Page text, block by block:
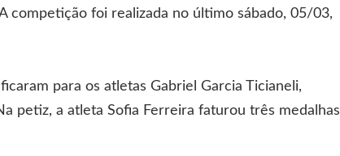
competição foi realizada no último sábado, 05/03,
para os atletas Gabriel Garcia Ticianeli,
petiz, a atleta Sofia Ferreira faturou três medalhas